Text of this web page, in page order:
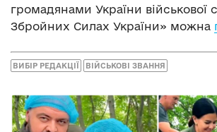
громадянами України військової
Збройних Силах України» можна
ВИБІР РЕДАКЦІЇ ВІЙСЬКОВІ ЗВАННЯ